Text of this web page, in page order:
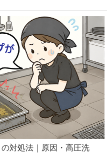
対処法｜原因・高圧洗